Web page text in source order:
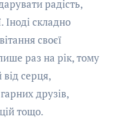
радість,
Іноді складно
своєї
раз на рік, тому
серця,
друзів,
тощо.